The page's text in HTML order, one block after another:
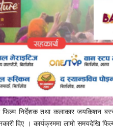
फिल्म निर्देशक तथा कलाकार जयकिशन
दिए । कार्यक्रममा लामो समयदेखि